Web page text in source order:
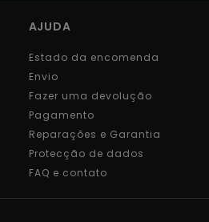
AJUDA
Estado da encomenda
Envio
Fazer uma devolução
Pagamento
Reparações e Garantia
Protecção de dados
FAQ e contato